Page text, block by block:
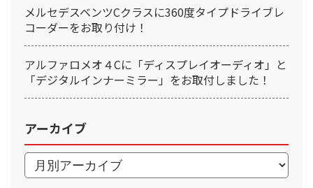
メルセデスベンツCクラスに360度タイプドライブレ
コーダーをお取り付け！
アルファロメオ４Cに「ディスプレイオーディオ」と
「デジタルインナーミラー」をお取付しました！
アーカイブ